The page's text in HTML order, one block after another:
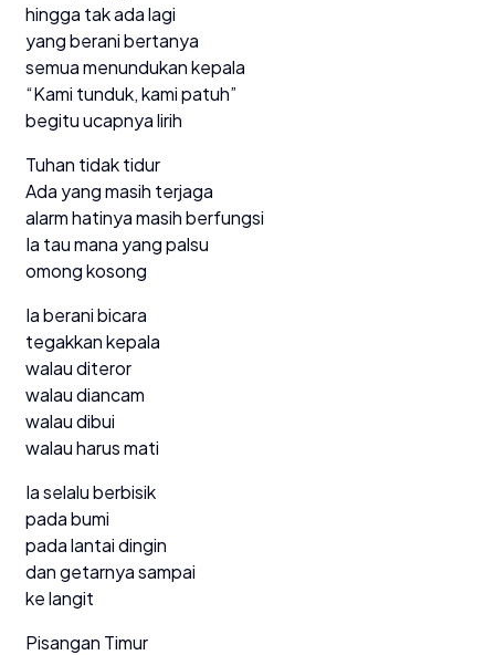
hingga tak ada lagi
yang berani bertanya
semua menundukan kepala
“Kami tunduk, kami patuh”
begitu ucapnya lirih
Tuhan tidak tidur
Ada yang masih terjaga
alarm hatinya masih berfungsi
Ia tau mana yang palsu
omong kosong
Ia berani bicara
tegakkan kepala
walau diteror
walau diancam
walau dibui
walau harus mati
Ia selalu berbisik
pada bumi
pada lantai dingin
dan getarnya sampai
ke langit
Pisangan Timur